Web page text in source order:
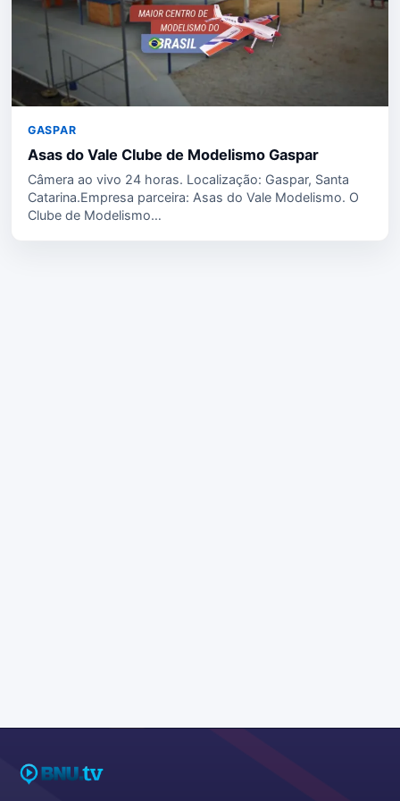
GASPAR
Asas do Vale Clube de Modelismo Gaspar
Câmera ao vivo 24 horas. Localização: Gaspar, Santa
Catarina.Empresa parceira: Asas do Vale Modelismo. O
Clube de Modelismo…